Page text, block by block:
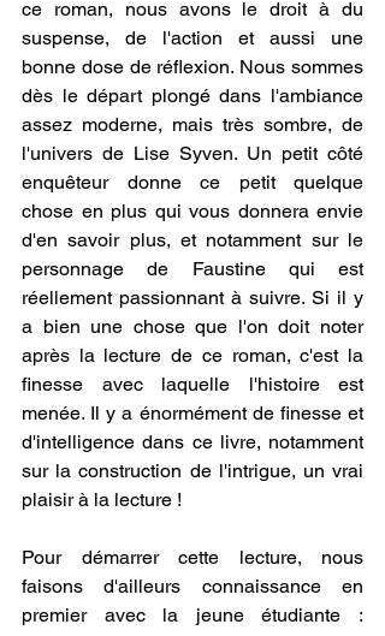
ce roman, nous avons le droit à du
suspense, de l'action et aussi une
bonne dose de réflexion. Nous sommes
dès le départ plongé dans l'ambiance
assez moderne, mais très sombre, de
l'univers de Lise Syven. Un petit côté
enquêteur donne ce petit quelque
chose en plus qui vous donnera envie
d'en savoir plus, et notamment sur le
personnage de Faustine qui est
réellement passionnant à suivre. Si il y
a bien une chose que l'on doit noter
après la lecture de ce roman, c'est la
finesse avec laquelle l'histoire est
menée. Il y a énormément de finesse et
d'intelligence dans ce livre, notamment
sur la construction de l'intrigue, un vrai
plaisir à la lecture !
Pour démarrer cette lecture, nous
faisons d'ailleurs connaissance en
premier avec la jeune étudiante :